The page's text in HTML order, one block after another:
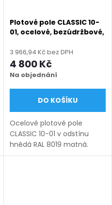
Plotové pole CLASSIC 10-
01, ocelové, bezúdržbové,
mm, výška 450–1950
mm), hnědá RAL 8019
matná
3 966,94 Kč bez DPH
4 800 Kč
Na objednání
DO KOŠÍKU
Ocelové plotové pole
CLASSIC 10-01 v odstínu
hnědá RAL 8019 matná.
Bezúdržbová ocel (žárový